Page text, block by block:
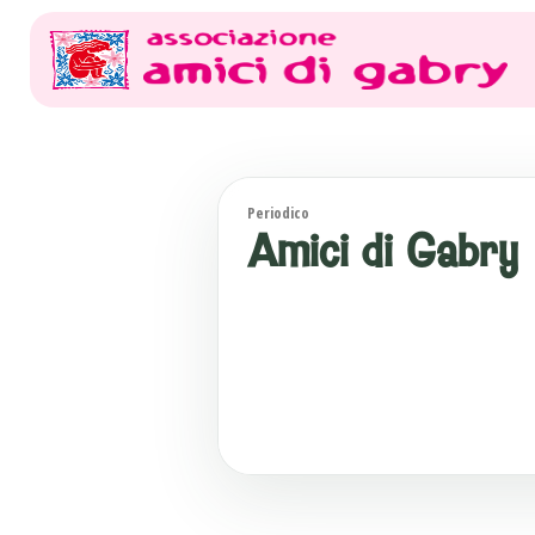
Periodico
Amici di Gabry